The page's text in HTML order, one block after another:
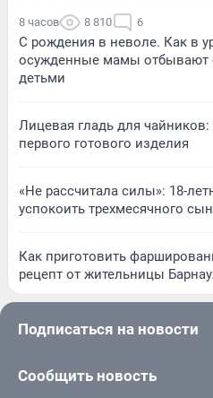
8 часов 8 810 6
С рождения в неволе. Как в
осужденные мамы отбывают
детьми
Лицевая гладь для чайников:
первого готового изделия
«Не рассчитала силы»: 18-
успокоить трехмесячного
Как приготовить
рецепт от жительницы
Подписаться на новости
Сообщить новость